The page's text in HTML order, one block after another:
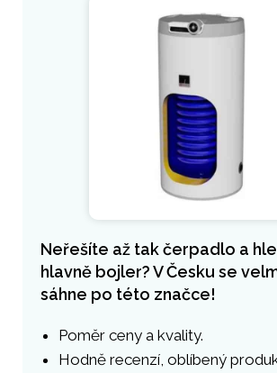
Neřešíte až tak čerpadlo a
hlavně bojler? V Česku se
sáhne po této značce!
Poměr ceny a kvality.
Hodně recenzí, oblíbený